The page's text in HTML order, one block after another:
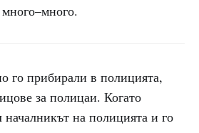
го прибирали в полицията,
за полицаи. Когато
началникът на полицията и го